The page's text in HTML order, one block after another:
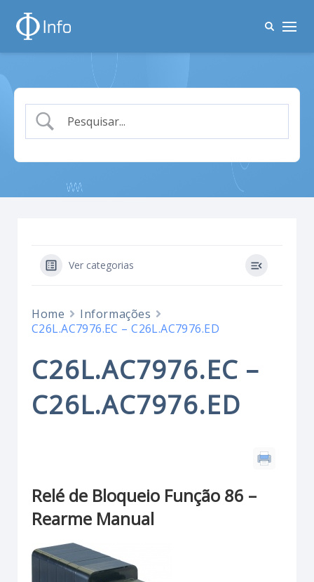
Ver categorias
Home
Informações
C26L.AC7976.EC – C26L.AC7976.ED
C26L.AC7976.EC –
C26L.AC7976.ED
Relé de Bloqueio Função 86 –
Rearme Manual